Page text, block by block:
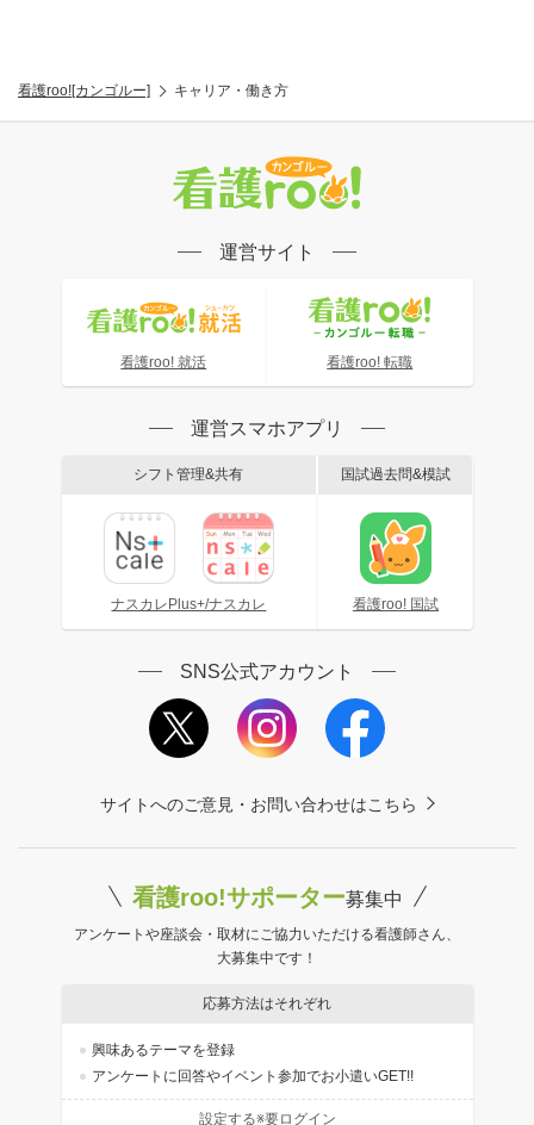
看護roo![カンゴルー] キャリア・働き方
運営サイト
看護roo! 就活 看護roo! 転職
運営スマホアプリ
シフト管理&共有
ナスカレPlus+/ナスカレ
国試過去問&模試
看護roo! 国試
SNS公式アカウント
サイトへのご意見・お問い合わせはこちら
看護roo!サポーター募集中
アンケートや座談会・取材にご協力いただける看護師さん、
大募集中です！
応募方法はそれぞれ
興味あるテーマを登録
アンケートに回答やイベント参加でお小遣いGET!!
設定する※要ログイン